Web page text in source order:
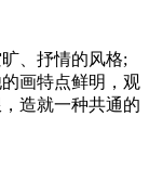
、抒情的风格;
画特点鲜明，观
造就一种共通的